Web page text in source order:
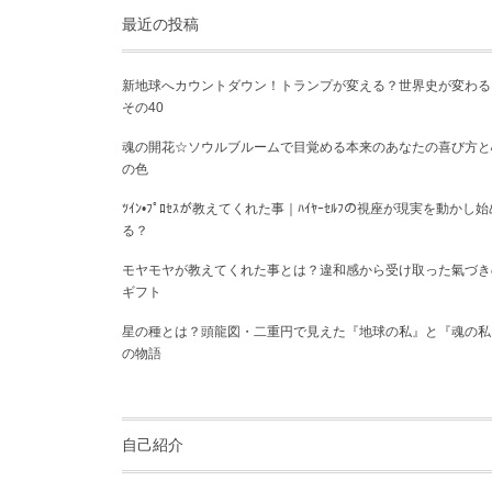
最近の投稿
新地球へカウントダウン！トランプが変える？世界史が変わる
その40
魂の開花☆ソウルブルームで目覚める本来のあなたの喜び方
の色
ﾂｲﾝ•ﾌﾟﾛｾｽが教えてくれた事｜ﾊｲﾔｰｾﾙﾌの視座が現実を動かし始
る？
モヤモヤが教えてくれた事とは？違和感から受け取った氣づ
ギフト
星の種とは？頭龍図・二重円で見えた『地球の私』と『魂の私
の物語
自己紹介